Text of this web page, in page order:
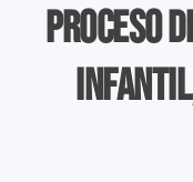
Proceso
Infantil,